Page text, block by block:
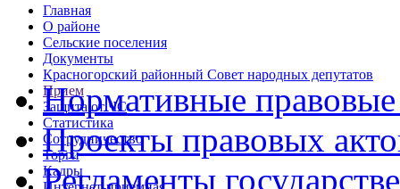
Главная
О районе
Сельские поселения
Документы
Красногорский районный Совет народных депутатов
Прием
Защита от ЧС
Статистика
Сотрудничество
Торги
Кадры
Нормативные
Проекты правовых
Регламенты